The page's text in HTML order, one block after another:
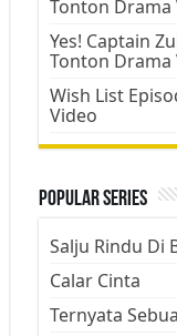
Tonton Drama
Yes! Captain
Tonton Drama
Wish List
Video
Popular Series
Salju Rindu Di
Calar Cinta
Ternyata